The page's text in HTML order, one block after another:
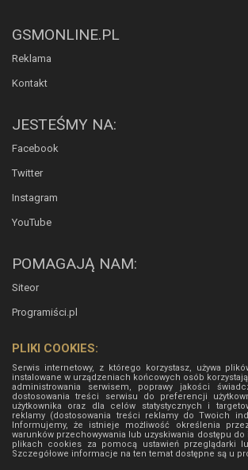
GSMONLINE.PL
Reklama
Kontakt
JESTEŚMY NA:
Facebook
Twitter
Instagram
YouTube
POMAGAJĄ NAM:
Siteor
Programiści.pl
PLIKI COOKIES:
Serwis internetowy, z którego korzystasz, używa
instalowane w urządzeniach końcowych osób
administrowania serwisem, poprawy jakości
dostosowania treści serwisu do preferencji
użytkownika oraz dla celów statystycznych i
reklamy (dostosowania treści reklamy do Twoich
Informujemy, że istnieje możliwość określenia
warunków przechowywania lub uzyskiwania dostępu
plikach cookies za pomocą ustawień przeglądarki
Szczegółowe informacje na ten temat dostępne są u